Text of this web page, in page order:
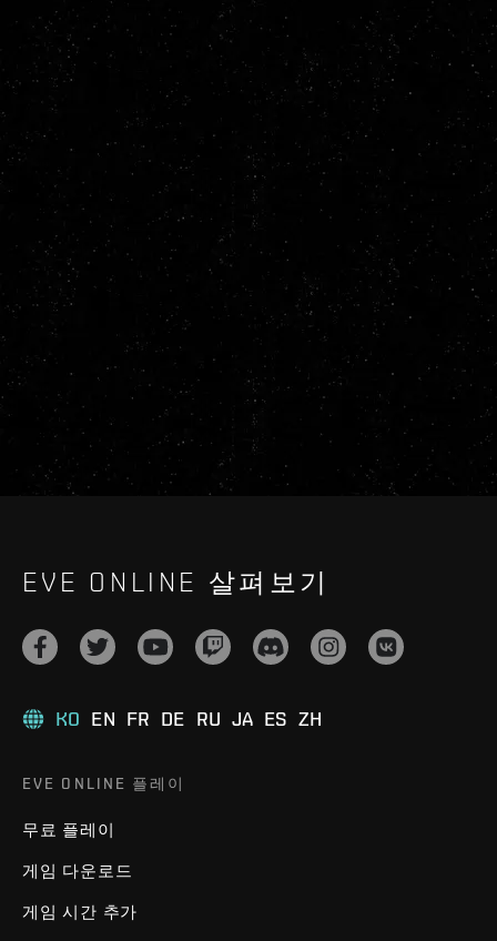
EVE ONLINE 살펴보기
KO EN FR DE RU JA ES ZH
EVE ONLINE 플레이
무료 플레이
게임 다운로드
게임 시간 추가